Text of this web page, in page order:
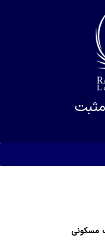
مسکونی